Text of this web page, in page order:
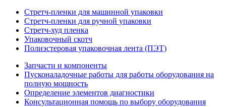
Стретч-пленки для машинной упаковки
Стретч-пленки для ручной упаковки
Стретч-худ пленка
Упаковочный скотч
Полиэстеровая упаковочная лента (ПЭТ)
Запчасти и компоненты
Пусконаладочные работы для работы оборудования на
полную мощность
Определение элементов диагностики
Консультационная помощь по выбору оборудования